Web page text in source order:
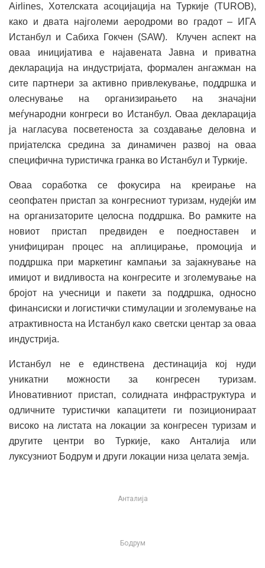
Airlines, Хотелската асоцијација на Туркије (TUROB),
како и двата најголеми аеродроми во градот – ИГА
Истанбул и Сабиха Гокчен (SAW). Клучен аспект на
оваа иницијатива е најавената Јавна и приватна
декларација на индустријата, формален ангажман на
сите партнери за активно привлекување, поддршка и
олеснување на организирањето на значајни
меѓународни конгреси во Истанбул. Оваа декларација
ја нагласува посветеноста за создавање деловна и
пријателска средина за динамичен развој на оваа
специфична туристичка гранка во Истанбул и Туркије.
Оваа соработка се фокусира на креирање на
сеопфатен пристап за конгресниот туризам, нудејќи им
на организаторите целосна поддршка. Во рамките на
новиот пристап предвиден е поедноставен и
унифициран процес на аплицирање, промоција и
поддршка при маркетинг кампањи за зајакнување на
имиџот и видливоста на конгресите и зголемување на
бројот на учесници и пакети за поддршка, односно
финансиски и логистички стимулации и зголемување на
атрактивноста на Истанбул како светски центар за оваа
индустрија.
Истанбул не е единствена дестинација кој нуди
уникатни можности за конгресен туризам.
Иновативниот пристап, солидната инфраструктура и
одличните туристички капацитети ги позиционираат
високо на листата на локации за конгресен туризам и
другите центри во Туркије, како Анталија или
луксузниот Бодрум и други локации низа целата земја.
Анталија
Бодрум